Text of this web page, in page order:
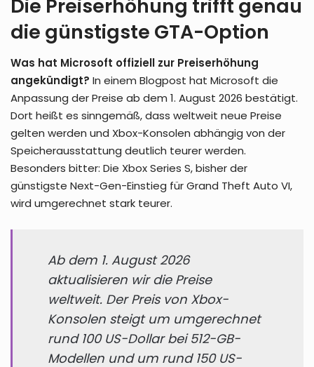
Die Preiserhöhung trifft genau
die günstigste GTA-Option
Was hat Microsoft offiziell zur Preiserhöhung
angekündigt? In einem Blogpost hat Microsoft die
Anpassung der Preise ab dem 1. August 2026 bestätigt.
Dort heißt es sinngemäß, dass weltweit neue Preise
gelten werden und Xbox-Konsolen abhängig von der
Speicherausstattung deutlich teurer werden.
Besonders bitter: Die Xbox Series S, bisher der
günstigste Next-Gen-Einstieg für Grand Theft Auto VI,
wird umgerechnet stark teurer.
Ab dem 1. August 2026
aktualisieren wir die Preise
weltweit. Der Preis von Xbox-
Konsolen steigt um umgerechnet
rund 100 US-Dollar bei 512-GB-
Modellen und um rund 150 US-